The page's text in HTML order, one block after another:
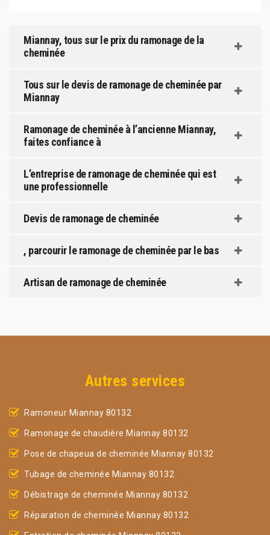
Miannay, tous sur le prix du ramonage de la
cheminée
Tous sur le devis de ramonage de cheminée par
Miannay
Ramonage de cheminée à l’ancienne Miannay,
faites confiance à
L’entreprise de ramonage de cheminée qui est
une professionnelle
Devis de ramonage de cheminée
, parcourir le ramonage de cheminée par le bas
Artisan de ramonage de cheminée
Autres services
Ramoneur Miannay 80132
Ramonage de chaudière Miannay 80132
Pose de chapeua de cheminée Miannay 80132
Tubage de cheminée Miannay 80132
Débistrage de cheminée Miannay 80132
Réparation de cheminée Miannay 80132